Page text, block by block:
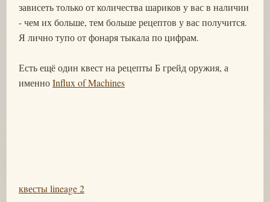
зависеть только от количества шариков у вас в наличии
- чем их больше, тем больше рецептов у вас получится.
Я лично тупо от фонаря тыкала по цифрам.
Есть ещё один квест на рецепты Б грейд оружия, а
именноInflux of Machines
квесты lineage 2